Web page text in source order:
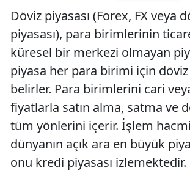
Döviz piyasası (Forex, FX veya
piyasası), para birimlerinin
küresel bir merkezi olmayan
piyasa her para birimi için döviz
belirler. Para birimlerini cari
fiyatlarla satın alma, satma ve
tüm yönlerini içerir. İşlem hacmi
dünyanın açık ara en büyük
onu kredi piyasası izlemektedir.